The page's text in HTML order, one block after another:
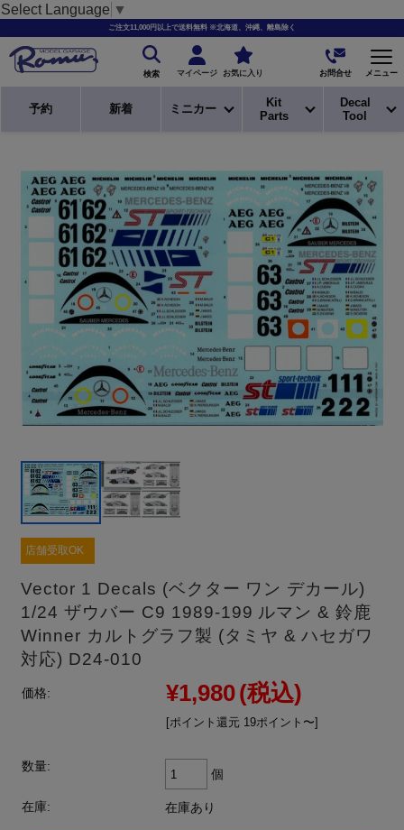
Select Language ▼
ご注文11,000円以上で送料無料 ※北海道、沖縄、離島除く
検索 マイページ お気に入り お問合せ メニュー
予約 新着 ミニカー
Kit
Parts
Decal
Tool
店舗受取OK
Vector 1 Decals (ベクター ワン デカール)
1/24 ザウバー C9 1989-199 ルマン & 鈴鹿
Winner カルトグラフ製 (タミヤ & ハセガワ
対応) D24-010
価格: ¥1,980(税込)
[ポイント還元 19ポイント〜]
数量:
個
在庫: 在庫あり